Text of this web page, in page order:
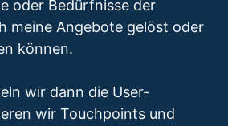
oder Bedürfnisse der
meine Angebote gelöst oder
können.
wir dann die User-
wir Touchpoints und